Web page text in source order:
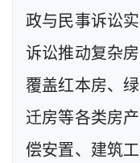
政与民事诉讼
诉讼推动复杂
覆盖红本房、
迁房等各类房
偿安置、建筑